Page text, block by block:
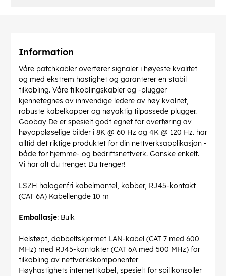
Information
Våre patchkabler overfører signaler i høyeste kvalitet
og med ekstrem hastighet og garanterer en stabil
tilkobling. Våre tilkoblingskabler og -plugger
kjennetegnes av innvendige ledere av høy kvalitet,
robuste kabelkapper og nøyaktig tilpassede plugger.
Goobay De er spesielt godt egnet for overføring av
høyoppløselige bilder i 8K @ 60 Hz og 4K @ 120 Hz. har
alltid det riktige produktet for din nettverksapplikasjon -
både for hjemme- og bedriftsnettverk. Ganske enkelt.
Vi har alt du trenger. Du trenger!
LSZH halogenfri kabelmantel, kobber, RJ45-kontakt
(CAT 6A) Kabellengde 10 m
Emballasje: Bulk
Helstøpt, dobbeltskjermet LAN-kabel (CAT 7 med 600
MHz) med RJ45-kontakter (CAT 6A med 500 MHz) for
tilkobling av nettverkskomponenter
Høyhastighets internettkabel, spesielt for spillkonsoller